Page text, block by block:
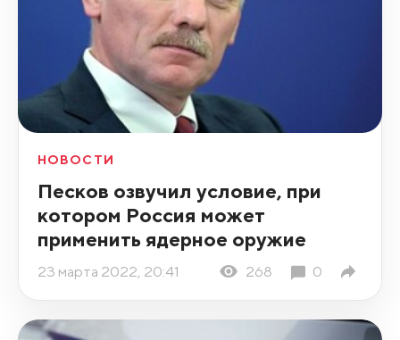
НОВОСТИ
Песков озвучил условие, при
котором Россия может
применить ядерное оружие
23 марта 2022, 20:41 268 0